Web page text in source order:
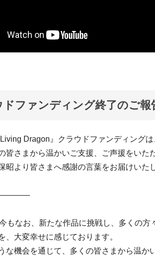
ドファンディング終了のご報
Living Dragon』クラウドファンディング
皆さまから温かいご支援、ご声援をいた
昭より皆さまへ感謝の言葉をお届けいた
もなお、新たな作品に挑戦し、多くの方
、大変幸せに感じております。
な機会を通じて、多くの皆さまから温か